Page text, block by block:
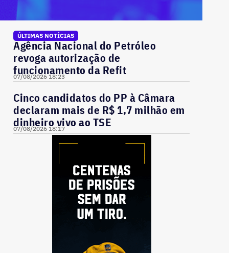
ÚLTIMAS NOTÍCIAS
Agência Nacional do Petróleo
revoga autorização de
funcionamento da Refit
07/08/2026 18:23
Cinco candidatos do PP à Câmara
declaram mais de R$ 1,7 milhão em
dinheiro vivo ao TSE
07/08/2026 18:17